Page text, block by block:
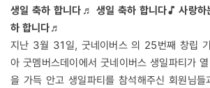
생일 축하 합니다♬ 생일 축하 합니다♪ 사랑하
하 합니다♬
지난 3월 31일, 굿네이버스 의 25번째 창립
아 굿멤버스데이에서 굿네이버스 생일파티가
을 가득 안고 생일파티를 참석해주신 회원님